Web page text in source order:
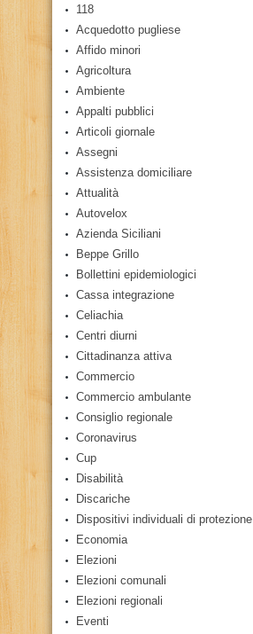
118
Acquedotto pugliese
Affido minori
Agricoltura
Ambiente
Appalti pubblici
Articoli giornale
Assegni
Assistenza domiciliare
Attualità
Autovelox
Azienda Siciliani
Beppe Grillo
Bollettini epidemiologici
Cassa integrazione
Celiachia
Centri diurni
Cittadinanza attiva
Commercio
Commercio ambulante
Consiglio regionale
Coronavirus
Cup
Disabilità
Discariche
Dispositivi individuali di protezione
Economia
Elezioni
Elezioni comunali
Elezioni regionali
Eventi